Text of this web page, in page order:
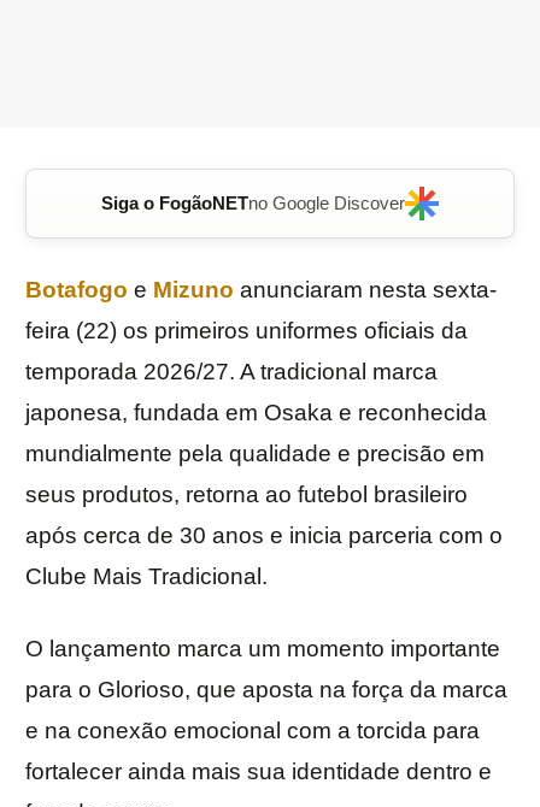
Siga o FogãoNETno Google Discover
Botafogo e Mizuno anunciaram nesta sexta-
feira (22) os primeiros uniformes oficiais da
temporada 2026/27. A tradicional marca
japonesa, fundada em Osaka e reconhecida
mundialmente pela qualidade e precisão em
seus produtos, retorna ao futebol brasileiro
após cerca de 30 anos e inicia parceria com o
Clube Mais Tradicional.
O lançamento marca um momento importante
para o Glorioso, que aposta na força da marca
e na conexão emocional com a torcida para
fortalecer ainda mais sua identidade dentro e